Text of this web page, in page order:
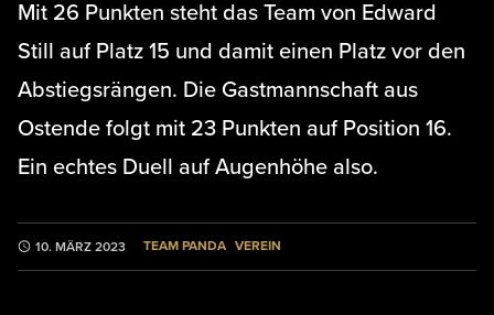
Mit 26 Punkten steht das Team von Edward
Still auf Platz 15 und damit einen Platz vor den
Abstiegsrängen. Die Gastmannschaft aus
Ostende folgt mit 23 Punkten auf Position 16.
Ein echtes Duell auf Augenhöhe also.
10. MÄRZ 2023 TEAM PANDA VEREIN